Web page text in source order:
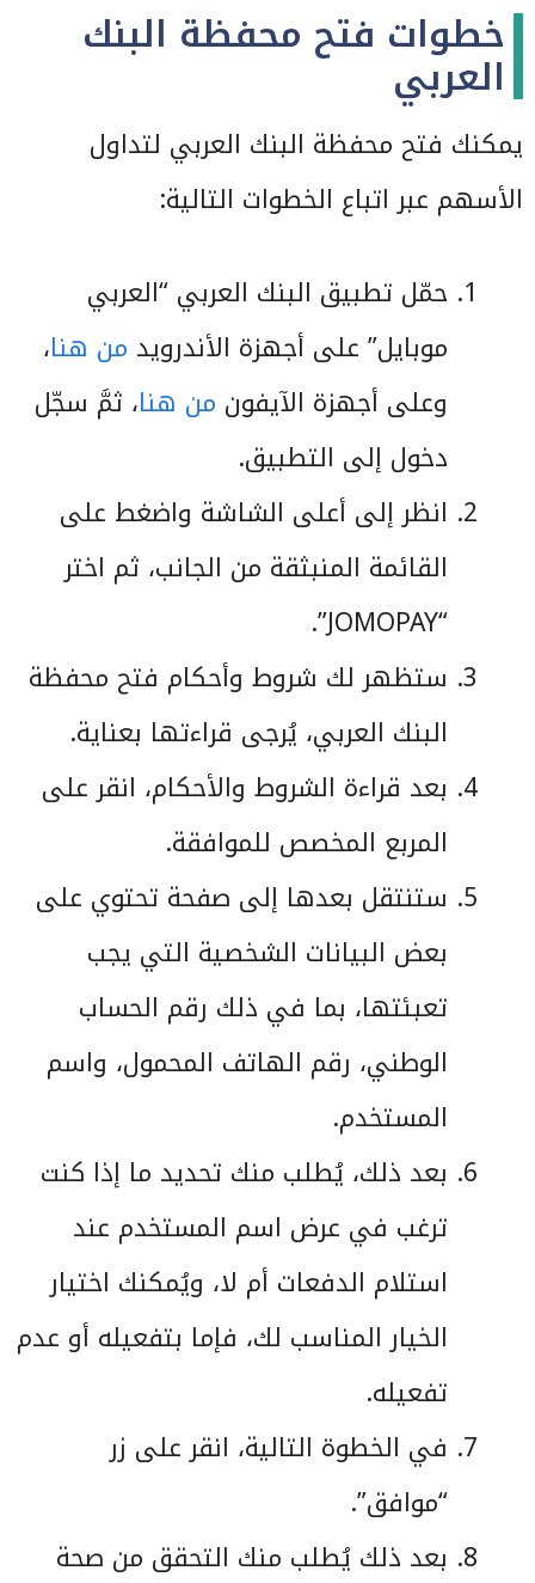
خطوات فتح محفظة البنك
العربي
يمكنك فتح محفظة البنك العربي لتداول
الأسهم عبر اتباع الخطوات التالية:
حمّل تطبيق البنك العربي “العربي
موبايل” على أجهزة الأندرويد من هنا،
وعلى أجهزة الآيفون من هنا، ثمَّ سجّل
دخول إلى التطبيق.
انظر إلى أعلى الشاشة واضغط على
القائمة المنبثقة من الجانب، ثم اختر
“JOMOPAY”.
ستظهر لك شروط وأحكام فتح محفظة
البنك العربي، يُرجى قراءتها بعناية.
بعد قراءة الشروط والأحكام، انقر على
المربع المخصص للموافقة.
ستنتقل بعدها إلى صفحة تحتوي على
بعض البيانات الشخصية التي يجب
تعبئتها، بما في ذلك رقم الحساب
الوطني، رقم الهاتف المحمول، واسم
المستخدم.
بعد ذلك، يُطلب منك تحديد ما إذا كنت
ترغب في عرض اسم المستخدم عند
استلام الدفعات أم لا، ويُمكنك اختيار
الخيار المناسب لك، فإما بتفعيله أو عدم
تفعيله.
في الخطوة التالية، انقر على زر
“موافق”.
بعد ذلك يُطلب منك التحقق من صحة